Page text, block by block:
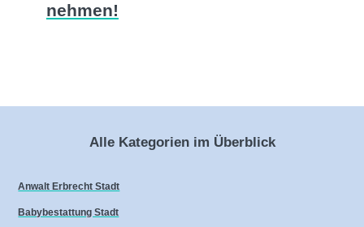
nehmen!
Alle Kategorien im Überblick
Anwalt Erbrecht Stadt
Babybestattung Stadt